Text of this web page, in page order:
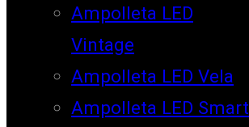
Ampolleta LED
Vintage
Ampolleta LED Vela
Ampolleta LED Smart